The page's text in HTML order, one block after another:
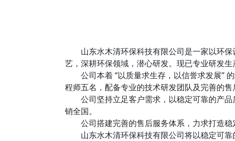
山东水木清环保科技有限公司是一家以环
艺，深耕环保领域，潜心研发。现已专业研发
公司本着 “以质量求生存，以信誉求发展”
程师五名，配备专业的技术研发团队及完善的
公司坚持立足客户需求，以稳定可靠的产
销全国。
公司搭建完善的售后服务体系，力求打造稳
山东水木清环保科技有限公司将以稳定可